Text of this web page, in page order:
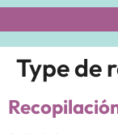
Type de